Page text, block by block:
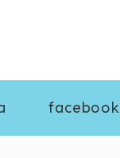
facebook